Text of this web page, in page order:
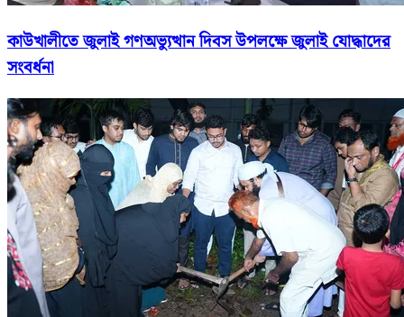
কাউখালীতে জুলাই গণঅভ্যুত্থান দিবস উপলক্ষে জুলাই যোদ্ধাদের
সংবর্ধনা